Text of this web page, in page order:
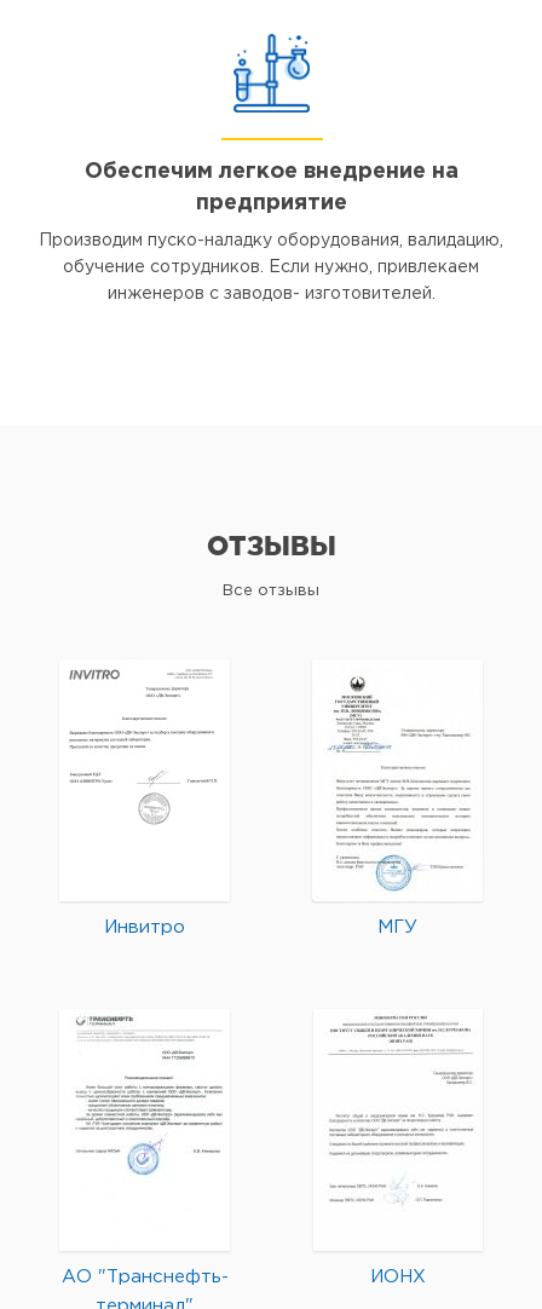
Обеспечим легкое внедрение на
предприятие
Производим пуско-наладку оборудования, валидацию,
обучение сотрудников. Если нужно, привлекаем
инженеров с заводов- изготовителей.
ОТЗЫВЫ
Все отзывы
Инвитро МГУ
АО "Транснефть-
ИОНХ